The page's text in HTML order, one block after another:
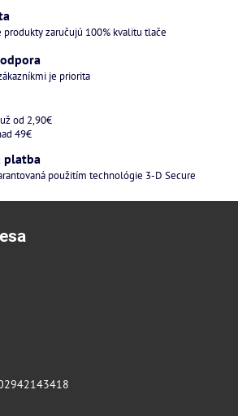
produkty zaručujú 100% kvalitu tlače
je priorita
od 2,90€
49€
platba
použitím technológie 3-D Secure